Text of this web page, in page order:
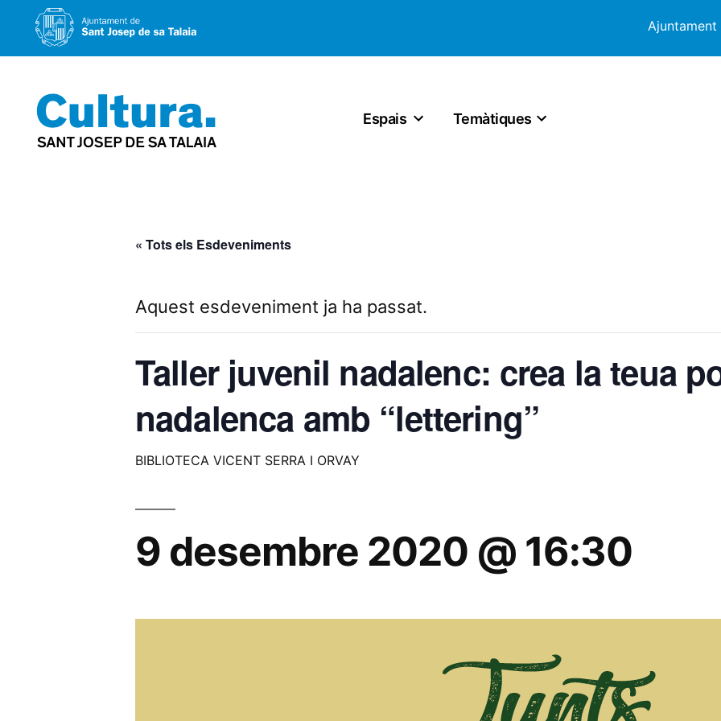
Ajuntament
al
contingut
Espais Temàtiques
« Tots els Esdeveniments
Aquest esdeveniment ja ha passat.
Taller juvenil nadalenc: crea la teua
nadalenca amb “lettering”
BIBLIOTECA VICENT SERRA I ORVAY
9 desembre 2020 @ 16:30